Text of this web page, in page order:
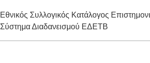
Εθνικός Συλλογικός Κατάλογος
Σύστημα Διαδανεισμού ΕΔΕΤΒ